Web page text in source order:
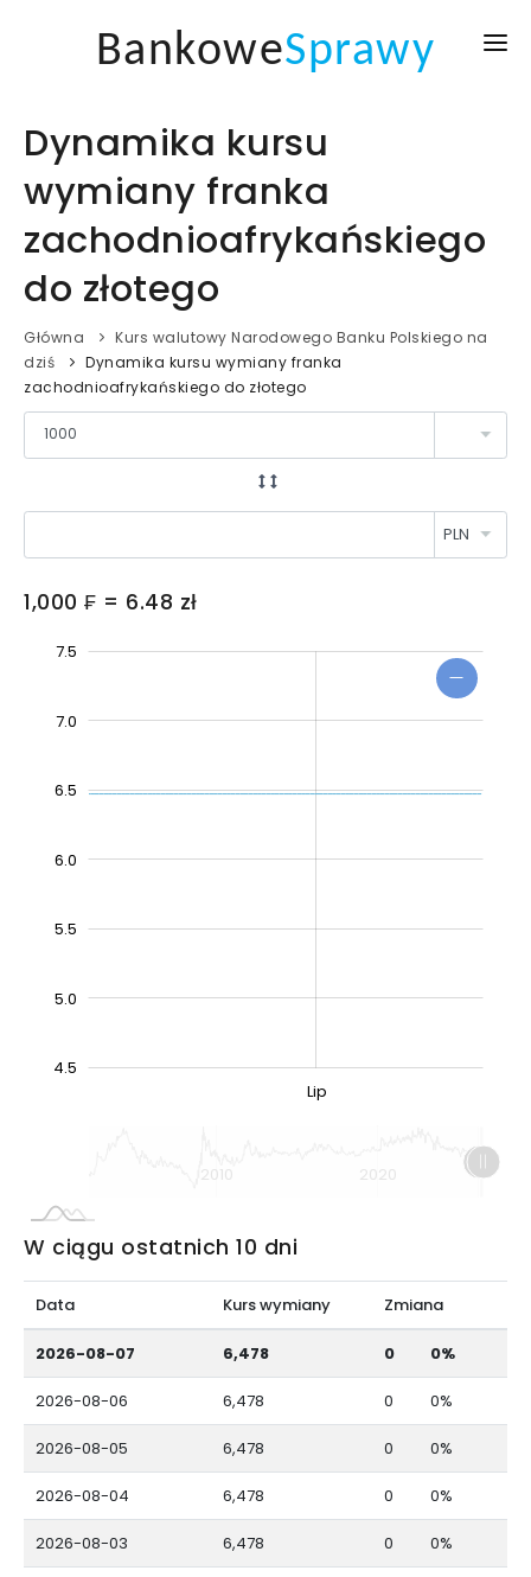
BankoweSprawy
KREDYTY I POŻYCZKI
KURSY WALUT
AKTUALNOŚCI
ZALOGUJ SIĘ
Dynamika kursu
wymiany franka
zachodnioafrykańskiego
do złotego
Główna
Kurs walutowy Narodowego Banku Polskiego na
dziś
Dynamika kursu wymiany franka
zachodnioafrykańskiego do złotego
1,000 ₣ = 6.48 zł
4.5
4.5
5.0
5.5
6.0
6.5
7.0
7.5
Lip
2010 2020
W ciągu ostatnich 10 dni
Data Kurs wymiany Zmiana
2026-08-07 6,478 0 0%
2026-08-06 6,478 0 0%
2026-08-05 6,478 0 0%
2026-08-04 6,478 0 0%
2026-08-03 6,478 0 0%